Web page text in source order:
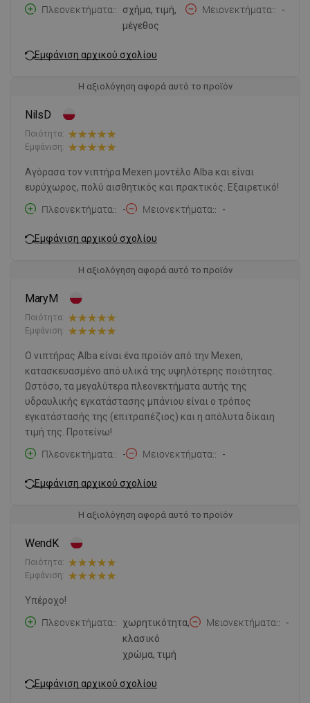
Πλεονεκτήματα:
σχήμα, τιμή,
μέγεθος
Μειονεκτήματα: -
Εμφάνιση αρχικού σχολίου
Η αξιολόγηση αφορά αυτό το προϊόν
NilsD
Ποιότητα:
Εμφάνιση:
Αγόρασα τον νιπτήρα Mexen μοντέλο Alba και είναι
ευρύχωρος, πολύ αισθητικός και πρακτικός. Εξαιρετικό!
Πλεονεκτήματα:
- Μειονεκτήματα: -
Εμφάνιση αρχικού σχολίου
Η αξιολόγηση αφορά αυτό το προϊόν
MaryM
Ποιότητα:
Εμφάνιση:
Ο νιπτήρας Alba είναι ένα προϊόν από την Mexen,
κατασκευασμένο από υλικά της υψηλότερης ποιότητας.
Ωστόσο, τα μεγαλύτερα πλεονεκτήματα αυτής της
υδραυλικής εγκατάστασης μπάνιου είναι ο τρόπος
εγκατάστασής της (επιτραπέζιος) και η απόλυτα δίκαιη
τιμή της. Προτείνω!
Πλεονεκτήματα:
- Μειονεκτήματα: -
Εμφάνιση αρχικού σχολίου
Η αξιολόγηση αφορά αυτό το προϊόν
WendK
Ποιότητα:
Εμφάνιση:
Υπέροχο!
Πλεονεκτήματα:
χωρητικότητα,
κλασικό
χρώμα, τιμή
Μειονεκτήματα: -
Εμφάνιση αρχικού σχολίου